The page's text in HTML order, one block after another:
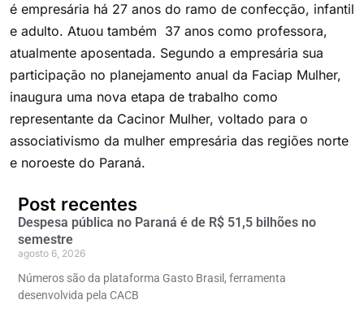
é empresária há 27 anos do ramo de confecção, infantil
e adulto. Atuou também 37 anos como professora,
atualmente aposentada. Segundo a empresária sua
participação no planejamento anual da Faciap Mulher,
inaugura uma nova etapa de trabalho como
representante da Cacinor Mulher, voltado para o
associativismo da mulher empresária das regiões norte
e noroeste do Paraná.
Post recentes
Despesa pública no Paraná é de R$ 51,5 bilhões no
semestre
agosto 6, 2026
Números são da plataforma Gasto Brasil, ferramenta
desenvolvida pela CACB